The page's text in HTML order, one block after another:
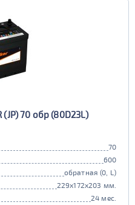
(JP) 70 обр (80D23L)
70
600
обратная (0, L)
229x172x203 мм.
24 мес.